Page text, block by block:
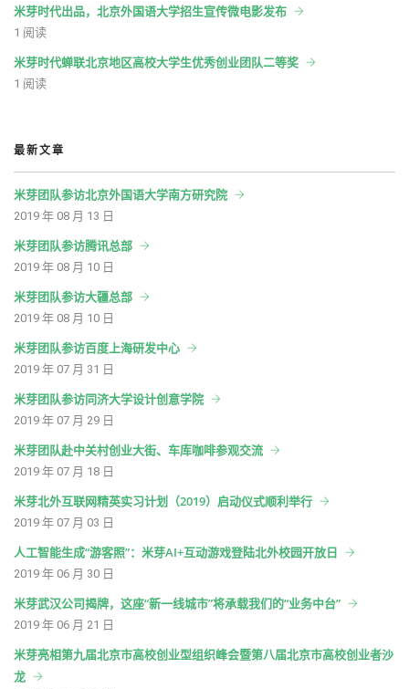
米芽时代出品，北京外国语大学招生宣传微电影发布
1 阅读
米芽时代蝉联北京地区高校大学生优秀创业团队二等奖
1 阅读
最新文章
米芽团队参访北京外国语大学南方研究院
2019 年 08 月 13 日
米芽团队参访腾讯总部
2019 年 08 月 10 日
米芽团队参访大疆总部
2019 年 08 月 10 日
米芽团队参访百度上海研发中心
2019 年 07 月 31 日
米芽团队参访同济大学设计创意学院
2019 年 07 月 29 日
米芽团队赴中关村创业大街、车库咖啡参观交流
2019 年 07 月 18 日
米芽北外互联网精英实习计划（2019）启动仪式顺利举行
2019 年 07 月 03 日
人工智能生成“游客照”：米芽AI+互动游戏登陆北外校园开放日
2019 年 06 月 30 日
米芽武汉公司揭牌，这座“新一线城市”将承载我们的“业务中台”
2019 年 06 月 21 日
米芽亮相第九届北京市高校创业型组织峰会暨第八届北京市高校创业者沙
龙